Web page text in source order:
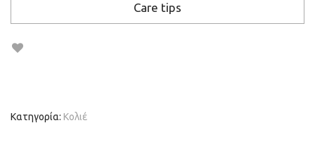
Care tips
Κατηγορία: Κολιέ